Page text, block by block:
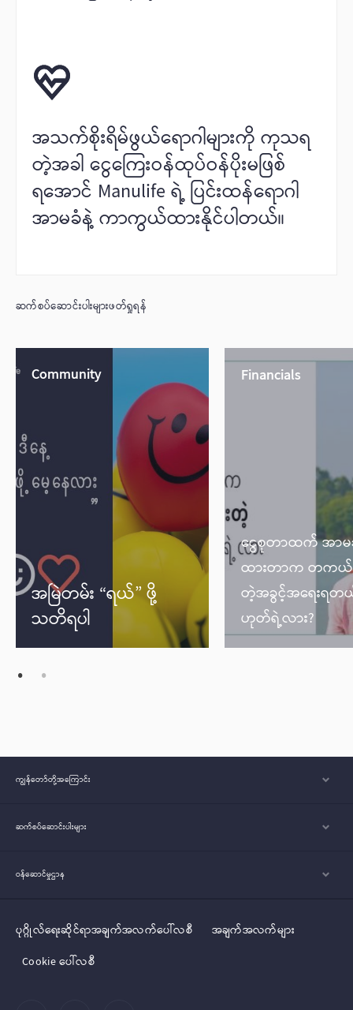
အသက်စိုးရိမ်ဖွယ်ရောဂါများကို ကုသရ
တဲ့အခါ ငွေကြေးဝန်ထုပ်ဝန်ပိုးမဖြစ်
ရအောင် Manulife ရဲ့ ပြင်းထန်‌ရောဂါ
အာမခံနဲ့ ကာကွယ်ထားနိုင်ပါတယ်။
ဆက်စပ်ဆောင်းပါးများဖတ်ရှုရန်
Community
အမြဲတမ်း “ရယ်” ဖို့
သတိရပါ
Financials
ငွေစုတာထက် အာ
ထားတာက တကယ်ပဲ
တဲ့အခွင့်အရေးရ
ဟုတ်ရဲ့လား?
ကျွန်တော်တို့အ‌ကြောင်း
ဆက်စပ်ဆောင်းပါးများ
ဝန်ဆောင်မှုဌာန
ပုဂ္ဂိုလ်‌‌‌‌ရေးဆိုင်ရာအချက်အလက်ပေါ်လစီ
အချက်အလက်များ
Cookie ပေါ်လစီ